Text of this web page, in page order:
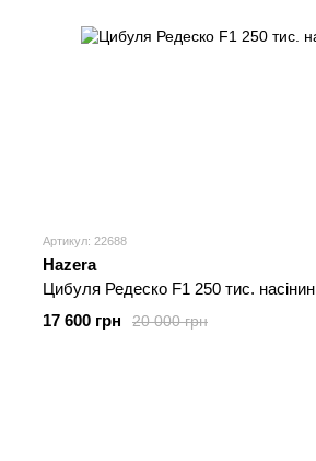
Артикул: 22688
Hazera
Цибуля Редеско F1 250 тис. насінин
20 000 грн
17 600 грн